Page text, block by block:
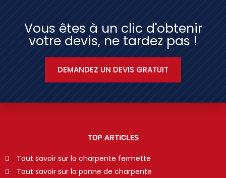
Vous êtes à un clic d'obtenir
votre devis, ne tardez pas !
DEMANDEZ UN DEVIS GRATUIT
TOP ARTICLES
Tout savoir sur la charpente fermette
Tout savoir sur la panne de charpente